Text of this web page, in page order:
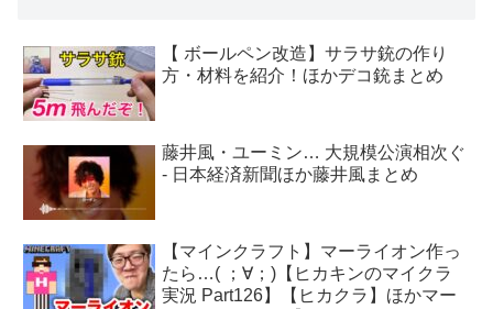
【 ボールペン改造】サラサ銃の作り
方・材料を紹介！ほかデコ銃まとめ
藤井風・ユーミン… 大規模公演相次ぐ
- 日本経済新聞ほか藤井風まとめ
【マインクラフト】マーライオン作っ
たら…( ；∀；)【ヒカキンのマイクラ
実況 Part126】【ヒカクラ】ほかマー